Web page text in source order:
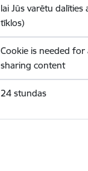
lai Jūs varētu dalīties
tīklos)
Cookie is needed
sharing content
24 stundas